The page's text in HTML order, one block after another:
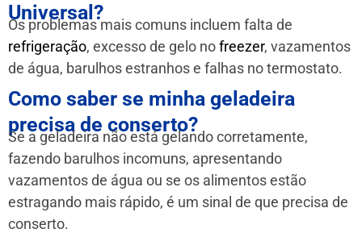
Universal?
Os problemas mais comuns incluem falta de
refrigeração, excesso de gelo nofreezer, vazamentos
de água, barulhos estranhos e falhas no termostato.
Como saber se minha geladeira
precisa de conserto?
Se a geladeira não está gelando corretamente,
fazendo barulhos incomuns, apresentando
vazamentos de água ou se os alimentos estão
estragando mais rápido, é um sinal de que precisa de
conserto.